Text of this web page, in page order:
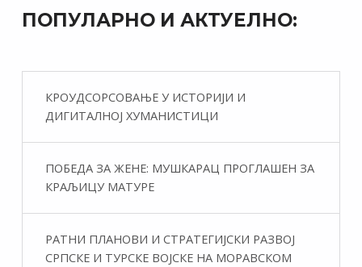
ПОПУЛАРНО И АКТУЕЛНО:
КРОУДСОРСОВАЊЕ У ИСТОРИЈИ И
ДИГИТАЛНОЈ ХУМАНИСТИЦИ
ПОБЕДА ЗА ЖЕНЕ: МУШКАРАЦ ПРОГЛАШЕН ЗА
КРАЉИЦУ МАТУРЕ
РАТНИ ПЛАНОВИ И СТРАТЕГИЈСКИ РАЗВОЈ
СРПСКЕ И ТУРСКЕ ВОЈСКЕ НА МОРАВСКОМ